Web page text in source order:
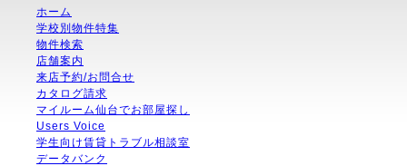
ホーム
学校別物件特集
物件検索
店舗案内
来店予約/お問合せ
カタログ請求
マイルーム仙台でお部屋探し
Users Voice
学生向け賃貸トラブル相談室
データバンク